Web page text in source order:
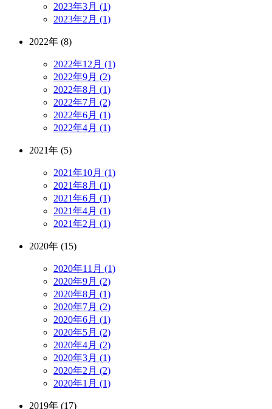
2023年3月 (1)
2023年2月 (1)
2022年 (8)
2022年12月 (1)
2022年9月 (2)
2022年8月 (1)
2022年7月 (2)
2022年6月 (1)
2022年4月 (1)
2021年 (5)
2021年10月 (1)
2021年8月 (1)
2021年6月 (1)
2021年4月 (1)
2021年2月 (1)
2020年 (15)
2020年11月 (1)
2020年9月 (2)
2020年8月 (1)
2020年7月 (2)
2020年6月 (1)
2020年5月 (2)
2020年4月 (2)
2020年3月 (1)
2020年2月 (2)
2020年1月 (1)
2019年 (17)